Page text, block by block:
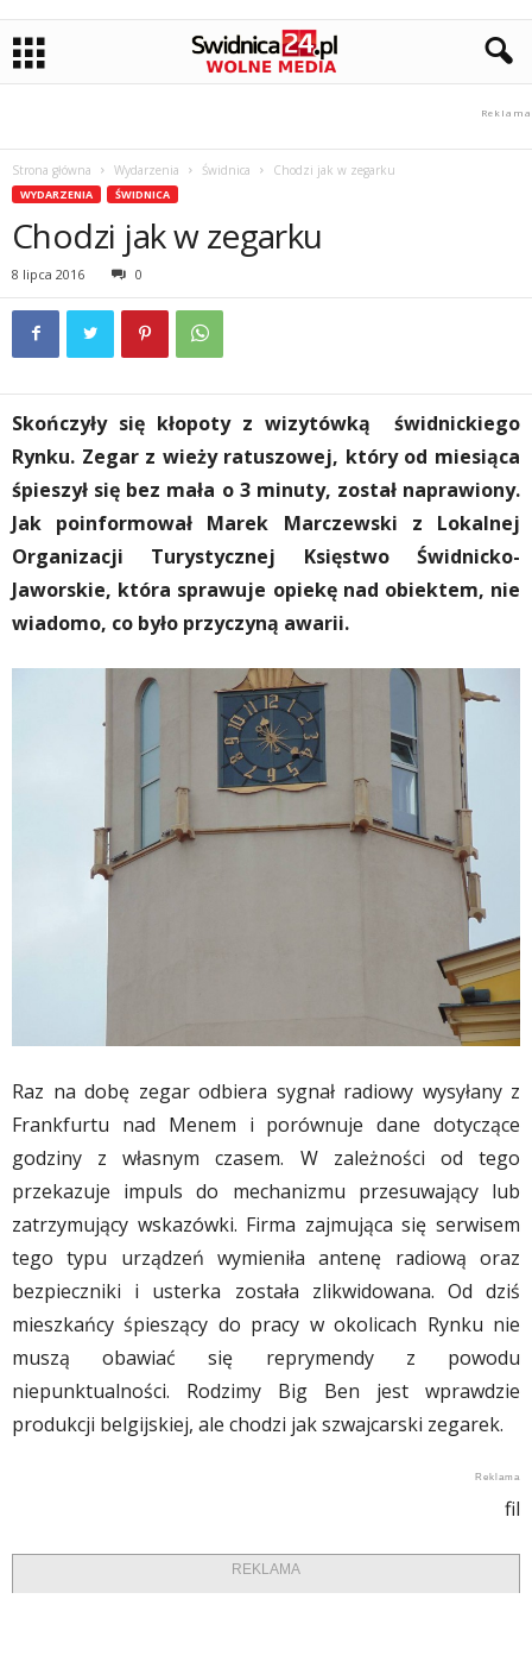
Strona główna Wydarzenia Świdnica Chodzi jak w zegarku
WYDARZENIA ŚWIDNICA
Chodzi jak w zegarku
8 lipca 2016 0
Skończyły się kłopoty z wizytówką świdnickiego
Rynku. Zegar z wieży ratuszowej, który od miesiąca
śpieszył się bez mała o 3 minuty, został naprawiony.
Jak poinformował Marek Marczewski z Lokalnej
Organizacji Turystycznej Księstwo Świdnicko-
Jaworskie, która sprawuje opiekę nad obiektem, nie
wiadomo, co było przyczyną awarii.
Raz na dobę zegar odbiera sygnał radiowy wysyłany z
Frankfurtu nad Menem i porównuje dane dotyczące
godziny z własnym czasem. W zależności od tego
przekazuje impuls do mechanizmu przesuwający lub
zatrzymujący wskazówki. Firma zajmująca się serwisem
tego typu urządzeń wymieniła antenę radiową oraz
bezpieczniki i usterka została zlikwidowana. Od dziś
mieszkańcy śpieszący do pracy w okolicach Rynku nie
muszą obawiać się reprymendy z powodu
niepunktualności. Rodzimy Big Ben jest wprawdzie
produkcji belgijskiej, ale chodzi jak szwajcarski zegarek.
fil
REKLAMA